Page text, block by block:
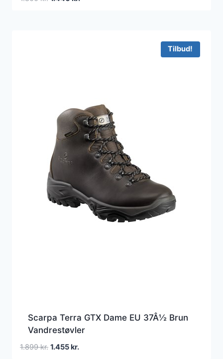
Tilbud!
Scarpa Terra GTX Dame EU 37Â½ Brun
Vandrestøvler
1.899kr. Den
1.455kr.Den